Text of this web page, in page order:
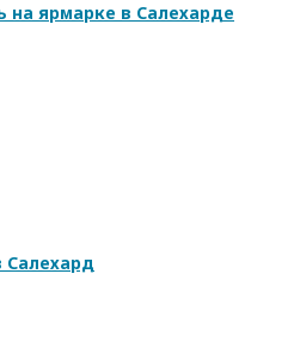
на ярмарке в Салехарде